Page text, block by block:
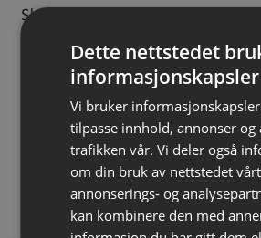
Skiltet monteres enkelt med
Materiale:Metall
Tykkelse: 1 mm
Størrelse:200 x 200 mm
FDV-dokumentasjon
Last ned (143.20 kB)
Dette nettstedet
informasjonskapsler
Vi bruker
tilpasse innhold, annonser og
trafikken vår. Vi deler også
om din bruk av nettstedet
annonserings- og
kan kombinere den med